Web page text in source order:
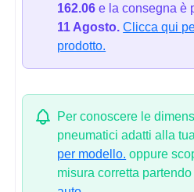
162.06 e la consegna è
11 Agosto. Clicca qui
prodotto.
Per conoscere le
pneumatici adatti alla
per modello. oppure
misura corretta partendo